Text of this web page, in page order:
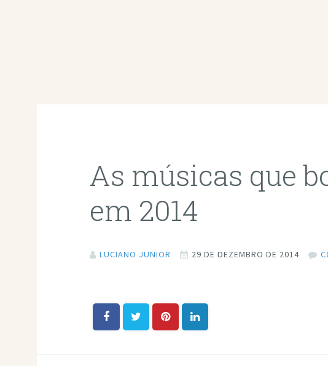
As músicas que
em 2014
LUCIANO JUNIOR 29 DE DEZEMBRO DE 2014